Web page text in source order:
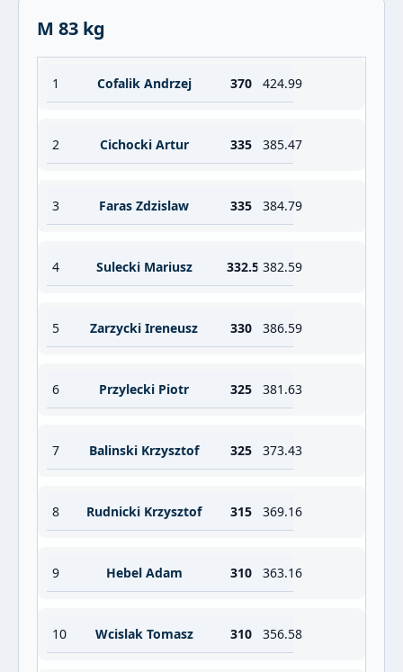
M 83 kg
1 Cofalik Andrzej 370 424.99
2 Cichocki Artur 335 385.47
3 Faras Zdzislaw 335 384.79
4 Sulecki Mariusz 332.5 382.59
5 Zarzycki Ireneusz 330 386.59
6 Przylecki Piotr 325 381.63
7 Balinski Krzysztof 325 373.43
8 Rudnicki Krzysztof 315 369.16
9 Hebel Adam 310 363.16
10 Wcislak Tomasz 310 356.58